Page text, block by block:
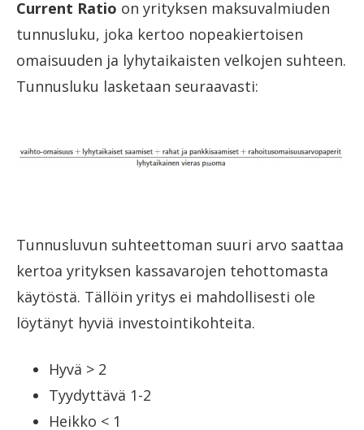
Current Ratio on yrityksen maksuvalmiuden
tunnusluku, joka kertoo nopeakiertoisen
omaisuuden ja lyhytaikaisten velkojen suhteen.
Tunnusluku lasketaan seuraavasti:
Tunnusluvun suhteettoman suuri arvo saattaa
kertoa yrityksen kassavarojen tehottomasta
käytöstä. Tällöin yritys ei mahdollisesti ole
löytänyt hyviä investointikohteita.
Hyvä > 2
Tyydyttävä 1-2
Heikko < 1